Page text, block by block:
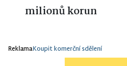
milionů korun
ReklamaKoupit komerční sdělení